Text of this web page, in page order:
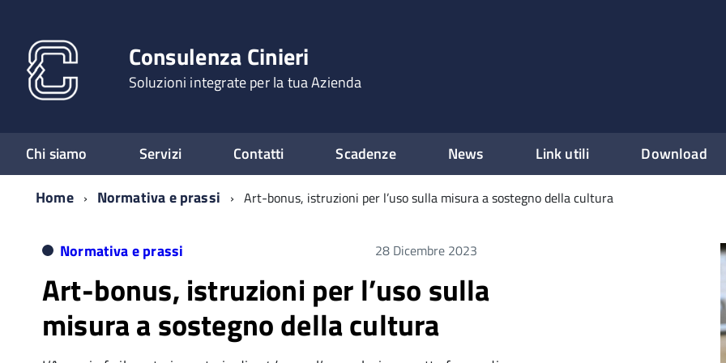
Consulenza Cinieri
Soluzioni integrate per la tua Azienda
Chi siamo Servizi Contatti Scadenze News Link utili Download
Home
Normativa e prassi Art-bonus, istruzioni per l’uso sulla misura a sostegno della cultura
Normativa e prassi 28 Dicembre 2023
Art-bonus, istruzioni per l’uso sulla
misura a sostegno della cultura